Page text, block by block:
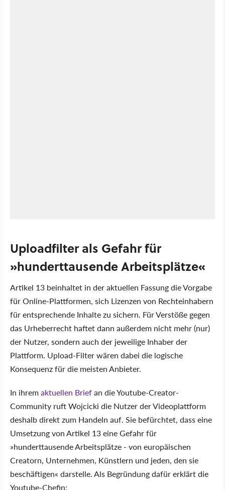
Uploadfilter als Gefahr für
»hunderttausende Arbeitsplätze«
Artikel 13 beinhaltet in der aktuellen Fassung die Vorgabe
für Online-Plattformen, sich Lizenzen von Rechteinhabern
für entsprechende Inhalte zu sichern. Für Verstöße gegen
das Urheberrecht haftet dann außerdem nicht mehr (nur)
der Nutzer, sondern auch der jeweilige Inhaber der
Plattform. Upload-Filter wären dabei die logische
Konsequenz für die meisten Anbieter.
In ihremaktuellen Briefan die Youtube-Creator-
Community ruft Wojcicki die Nutzer der Videoplattform
deshalb direkt zum Handeln auf. Sie befürchtet, dass eine
Umsetzung von Artikel 13 eine Gefahr für
»hunderttausende Arbeitsplätze - von europäischen
Creatorn, Unternehmen, Künstlern und jeden, den sie
beschäftigen« darstelle. Als Begründung dafür erklärt die
Youtube-Chefin: